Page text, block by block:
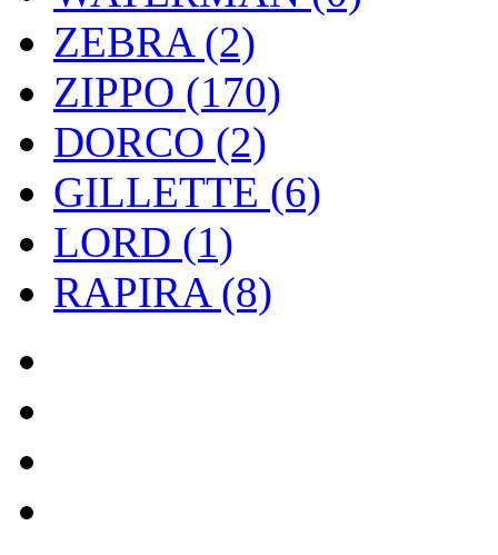
ZEBRA (2)
ZIPPO (170)
DORCO (2)
GILLETTE (6)
LORD (1)
RAPIRA (8)